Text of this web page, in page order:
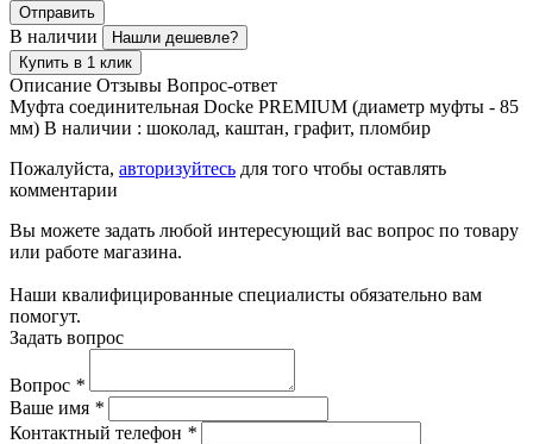
Отправить
В наличии
Нашли дешевле?
Купить в 1 клик
Описание Отзывы Вопрос-ответ
Муфта соединительная Docke PREMIUM (диаметр муфты - 85
мм) В наличии : шоколад, каштан, графит, пломбир
Пожалуйста, авторизуйтесь для того чтобы оставлять
комментарии
Вы можете задать любой интересующий вас вопрос по товару
или работе магазина.
Наши квалифицированные специалисты обязательно вам
помогут.
Задать вопрос
Вопрос *
Ваше имя *
Контактный телефон *